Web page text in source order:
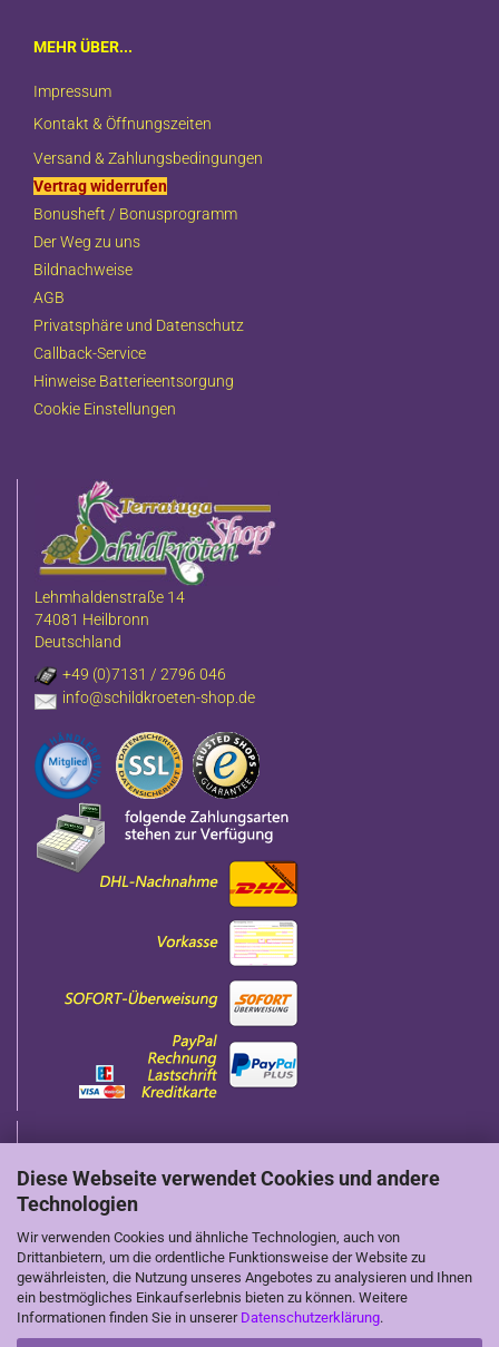
Diese Webseite verwendet Cookies und andere
Technologien
Wir verwenden Cookies und ähnliche Technologien, auch von
Drittanbietern, um die ordentliche Funktionsweise der Website zu
gewährleisten, die Nutzung unseres Angebotes zu analysieren und Ihnen
ein bestmögliches Einkaufserlebnis bieten zu können. Weitere
Informationen finden Sie in unserer Datenschutzerklärung.
MEHR ÜBER...
Impressum
Kontakt & Öffnungszeiten
Versand & Zahlungsbedingungen
Vertrag widerrufen
Bonusheft / Bonusprogramm
Der Weg zu uns
Bildnachweise
AGB
Privatsphäre und Datenschutz
Callback-Service
Hinweise Batterieentsorgung
Cookie Einstellungen
Lehmhaldenstraße 14
74081 Heilbronn
Deutschland
+49 (0)7131 / 2796 046
info@schildkroeten-shop.de
Wir sind auch auf Social-Media zu finden